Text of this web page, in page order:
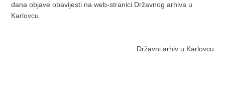
dana objave obavijesti na web-stranici Državnog arhiva u
Karlovcu.
Državni arhiv u Karlovcu